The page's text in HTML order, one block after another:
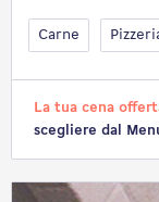
Carne
La tua cena
scegliere dal